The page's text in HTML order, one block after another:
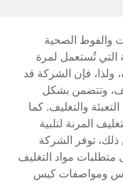
والفوط الصحية
التي تُستعمل لمرة
ولذا، فإن الشركة قد
وتتضمن بشكل
والتغليف. كما
المرنة لتلبية
توفر الشركة
مواد التغليف
ومواصفات كيس